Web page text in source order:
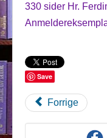
330 sider Hr.
Save
Forrige